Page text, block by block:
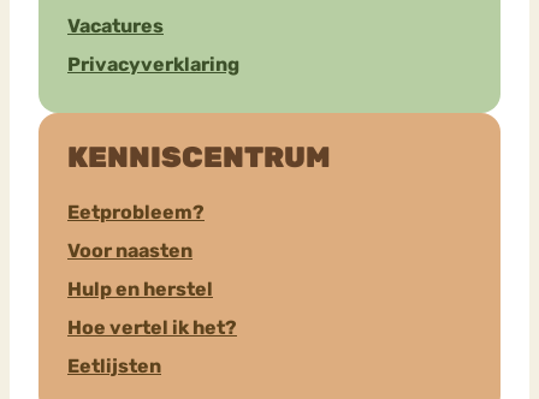
Vacatures
Privacyverklaring
KENNISCENTRUM
Eetprobleem?
Voor naasten
Hulp en herstel
Hoe vertel ik het?
Eetlijsten